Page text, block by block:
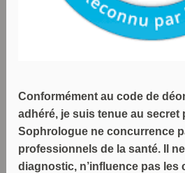
Conformément au code de
adhéré, je suis tenue au secret
Sophrologue ne concurrence
professionnels de la santé. Il
diagnostic, n’influence pas